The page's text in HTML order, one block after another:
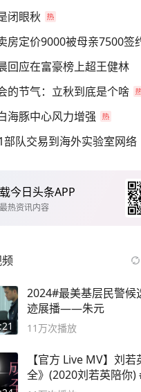
闭眼秋
房定价9000被母亲7500签
回应在富豪榜上超王健林
的节气：立秋到底是个啥
海豚中心风力增强
部队交易到海外实验室网络
今日头条APP
热资讯内容
2024#最美基层民警候
迹展播——朱元
11万次播放
【官方 Live MV】刘若
全》(2020刘若英陪你)